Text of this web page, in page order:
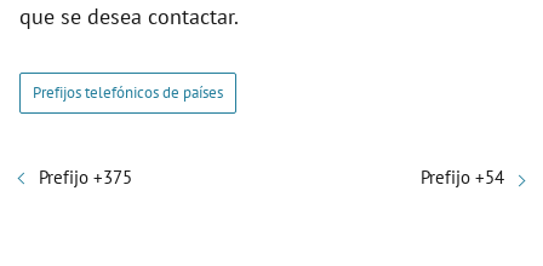
que se desea contactar.
Prefijos telefónicos de países
Prefijo +375 Prefijo +54